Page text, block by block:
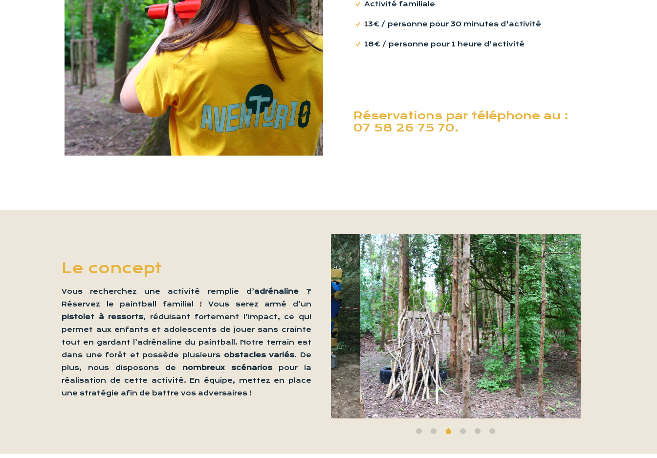
Activité familiale
13€ / personne pour 30 minutes d'activité
18€ / personne pour 1 heure d'activité
Réservations par téléphone au :
07 58 26 75 70.
Le concept
Vous recherchez une activité remplie d’adrénaline?
Réservez le paintball familial ! Vous serez armé d’un
pistolet à ressorts, réduisant fortement l’impact, ce qui
permet aux enfants et adolescents de jouer sans crainte
tout en gardant l’adrénaline du paintball. Notre terrain est
dans une forêt et possède plusieurs obstacles variés. De
plus, nous disposons de nombreux scénariospour la
réalisation de cette activité. En équipe, mettez en place
une stratégie afin de battre vos adversaires !